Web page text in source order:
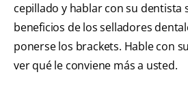
cepillado y hablar con su dentista
beneficios de los selladores
ponerse los brackets. Hable con
ver qué le conviene más a usted.